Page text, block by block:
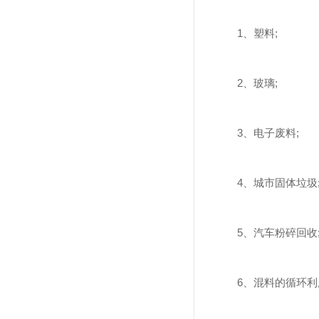
1、塑料;
2、玻璃;
3、电子废料;
4、城市固体垃圾;
5、汽车粉碎回收;
6、混料的循环利